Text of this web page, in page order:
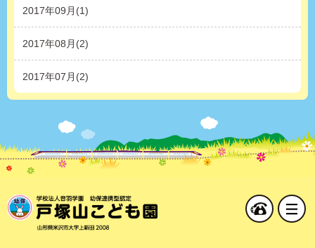
2017年09月(1)
2017年08月(2)
2017年07月(2)